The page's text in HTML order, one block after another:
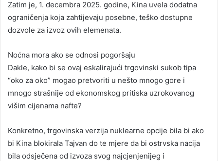
Zatim je, 1. decembra 2025. godine, Kina uvela dodatna
ograničenja koja zahtijevaju posebne, teško dostupne
dozvole za izvoz ovih elemenata.
Noćna mora ako se odnosi pogoršaju
Dakle, kako bi se ovaj eskalirajući trgovinski sukob tipa
“oko za oko” mogao pretvoriti u nešto mnogo gore i
mnogo strašnije od ekonomskog pritiska uzrokovanog
višim cijenama nafte?
Konkretno, trgovinska verzija nuklearne opcije bila bi ako
bi Kina blokirala Tajvan do te mjere da bi ostrvska nacija
bila odsječena od izvoza svog najcjenjenijeg i